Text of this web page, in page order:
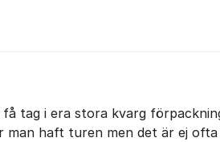
tag i era stora kvarg
man haft turen men det är ej